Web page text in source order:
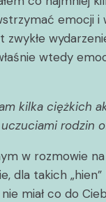
emocji i
wtedy
kilka ciężkich
rodzin
w rozmowie
takich „hien”
miał co do